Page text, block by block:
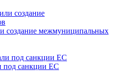
создание межмуниципальных
под санкции ЕС